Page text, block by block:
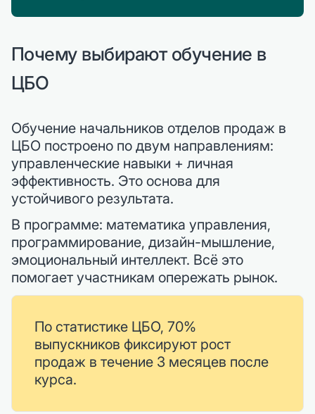
Почему выбирают обучение в
ЦБО
Обучение начальников отделов продаж в
ЦБО построено по двум направлениям:
управленческие навыки + личная
эффективность. Это основа для
устойчивого результата.
В программе: математика управления,
программирование, дизайн-мышление,
эмоциональный интеллект. Всё это
помогает участникам опережать рынок.
По статистике ЦБО, 70%
выпускников фиксируют рост
продаж в течение 3 месяцев после
курса.